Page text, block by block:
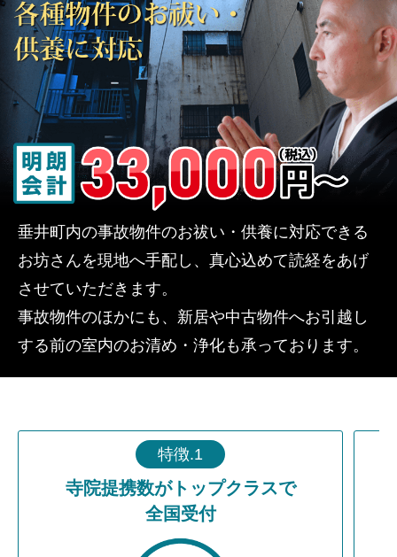
垂井町内の事故物件のお祓い・供養に対応できる
お坊さんを現地へ手配し、真心込めて読経をあげ
させていただきます。
事故物件のほかにも、新居や中古物件へお引越し
する前の室内のお清め・浄化も承っております。
特徴.1
寺院提携数がトップクラスで
全国受付